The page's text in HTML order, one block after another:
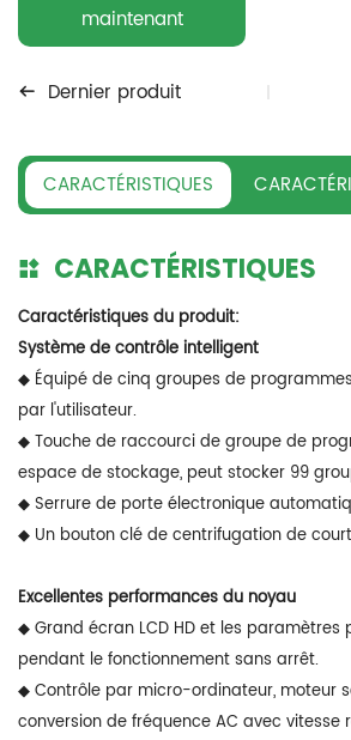
maintenant
Dernier produit
CARACTÉRISTIQUES
CARACTÉRISTIQUES
Caractéristiques du produit:
Système de contrôle intelligent
◆ Équipé de cinq groupes de
par l'utilisateur.
◆ Touche de raccourci de groupe de
espace de stockage, peut stocker 99
◆ Serrure de porte électronique
◆ Un bouton clé de centrifugation de
Excellentes performances du noyau
◆ Grand écran LCD HD et les paramètres
pendant le fonctionnement sans arrêt.
◆ Contrôle par micro-ordinateur, moteur
conversion de fréquence AC avec vitesse